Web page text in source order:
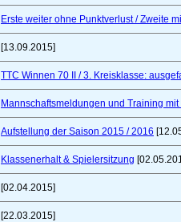
Erste weiter ohne Punktverlust / Zweite
[13.09.2015]
TTC Winnen 70 II / 3. Kreisklasse:
Mannschaftsmeldungen und Training
Aufstellung der Saison 2015 / 2016
Klassenerhalt & Spielersitzung
[02.04.2015]
[22.03.2015]